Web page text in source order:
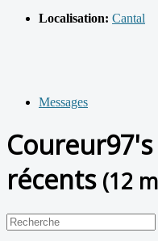
Localisation: Cantal
Messages
récents (12